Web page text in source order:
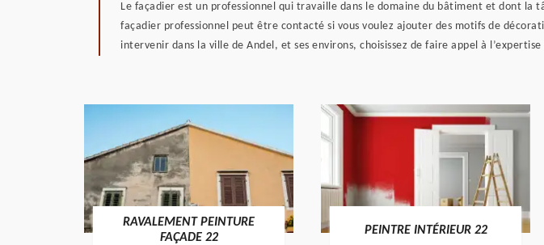
Le façadier est un professionnel qui travaille dans le domaine du bâtiment et dont la
façadier professionnel peut être contacté si vous voulez ajouter des motifs de
intervenir dans la ville de Andel, et ses environs, choisissez de faire appel à
RAVALEMENT PEINTURE
FAÇADE 22
PEINTRE INTÉRIEUR 22